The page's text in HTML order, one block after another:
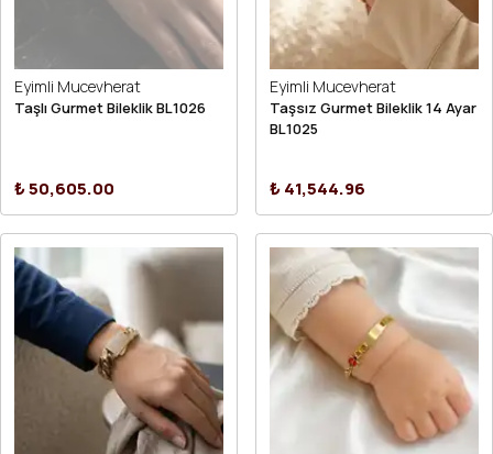
Eyimli Mucevherat
Taşlı Gurmet Bileklik BL1026
₺ 50,605.00
Eyimli Mucevherat
Taşsız Gurmet Bileklik 14 Ayar
BL1025
₺ 41,544.96